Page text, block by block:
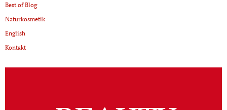
Best of Blog
Naturkosmetik
English
Kontakt